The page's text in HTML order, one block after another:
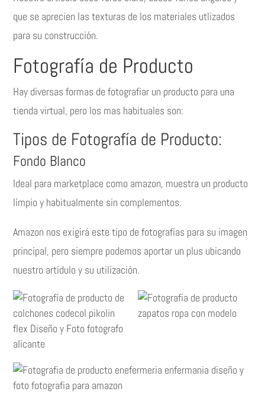
que se aprecien las texturas de los materiales utlizados
para su construcción.
Fotografía de Producto
Hay diversas formas de fotografiar un producto para una
tienda virtual, pero los mas habituales son:
Tipos de Fotografía de Producto:
Fondo Blanco
Ideal para marketplace como amazon, muestra un producto
límpio y habitualmente sin complementos.
Amazon nos exigirá este tipo de fotografías para su imagen
principal, pero siempre podemos aportar un plus ubicando
nuestro artídulo y su utilización.